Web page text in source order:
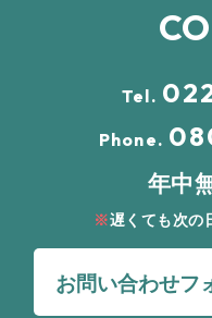
Tel.
Phone.
年中
遅くても次の
お問い合わせフ